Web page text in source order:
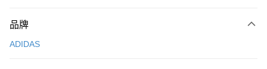
台灣樂天信用卡公司
【關於「AFTEE先享後付」】
便利好安心！
運送方式
品牌
ADIDAS